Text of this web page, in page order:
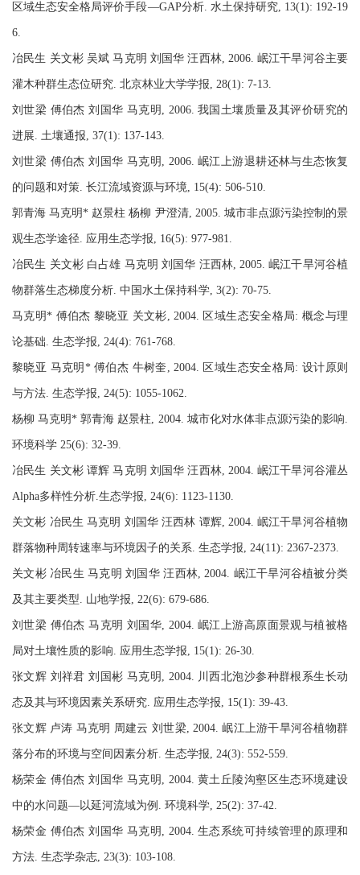
区域生态安全格局评价手段—GAP分析. 水土保持研究, 13(1): 192-19
6.
冶民生 关文彬 吴斌 马克明 刘国华 汪西林, 2006. 岷江干旱河谷主要
灌木种群生态位研究. 北京林业大学学报, 28(1): 7-13.
刘世梁 傅伯杰 刘国华 马克明, 2006. 我国土壤质量及其评价研究的
进展. 土壤通报, 37(1): 137-143.
刘世梁 傅伯杰 刘国华 马克明, 2006. 岷江上游退耕还林与生态恢复
的问题和对策. 长江流域资源与环境, 15(4): 506-510.
郭青海 马克明* 赵景柱 杨柳 尹澄清, 2005. 城市非点源污染控制的景
观生态学途径. 应用生态学报, 16(5): 977-981.
冶民生 关文彬 白占雄 马克明 刘国华 汪西林, 2005. 岷江干旱河谷植
物群落生态梯度分析. 中国水土保持科学, 3(2): 70-75.
马克明* 傅伯杰 黎晓亚 关文彬, 2004. 区域生态安全格局: 概念与理
论基础. 生态学报, 24(4): 761-768.
黎晓亚 马克明* 傅伯杰 牛树奎, 2004. 区域生态安全格局: 设计原则
与方法. 生态学报, 24(5): 1055-1062.
杨柳 马克明* 郭青海 赵景柱, 2004. 城市化对水体非点源污染的影响.
环境科学 25(6): 32-39.
冶民生 关文彬 谭辉 马克明 刘国华 汪西林, 2004. 岷江干旱河谷灌丛
Alpha多样性分析.生态学报, 24(6): 1123-1130.
关文彬 冶民生 马克明 刘国华 汪西林 谭辉, 2004. 岷江干旱河谷植物
群落物种周转速率与环境因子的关系. 生态学报, 24(11): 2367-2373.
关文彬 冶民生 马克明 刘国华 汪西林, 2004. 岷江干旱河谷植被分类
及其主要类型. 山地学报, 22(6): 679-686.
刘世梁 傅伯杰 马克明 刘国华, 2004. 岷江上游高原面景观与植被格
局对土壤性质的影响. 应用生态学报, 15(1): 26-30.
张文辉 刘祥君 刘国彬 马克明, 2004. 川西北泡沙参种群根系生长动
态及其与环境因素关系研究. 应用生态学报, 15(1): 39-43.
张文辉 卢涛 马克明 周建云 刘世梁, 2004. 岷江上游干旱河谷植物群
落分布的环境与空间因素分析. 生态学报, 24(3): 552-559.
杨荣金 傅伯杰 刘国华 马克明, 2004. 黄土丘陵沟壑区生态环境建设
中的水问题—以延河流域为例. 环境科学, 25(2): 37-42.
杨荣金 傅伯杰 刘国华 马克明, 2004. 生态系统可持续管理的原理和
方法. 生态学杂志, 23(3): 103-108.